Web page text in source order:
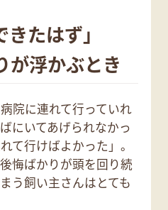
きたはず」
浮かぶとき
院に連れて行っていれ
にいてあげられなかっ
て行けばよかった」。
悔ばかりが頭を回り続
う飼い主さんはとても